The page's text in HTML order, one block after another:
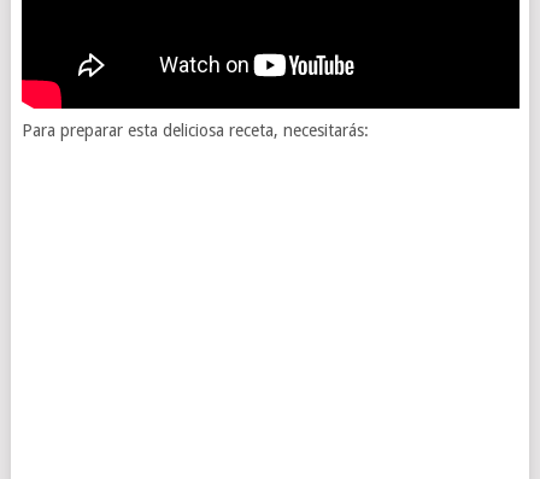
Para preparar esta deliciosa receta, necesitarás: